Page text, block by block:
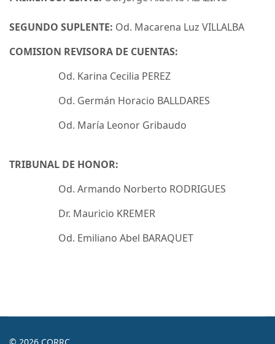
SEGUNDO SUPLENTE: Od. Macarena Luz VILLALBA
COMISION REVISORA DE CUENTAS:
Od. Karina Cecilia PEREZ
Od. Germán Horacio BALLDARES
Od. María Leonor Gribaudo
TRIBUNAL DE HONOR:
Od. Armando Norberto RODRIGUES
Dr. Mauricio KREMER
Od. Emiliano Abel BARAQUET